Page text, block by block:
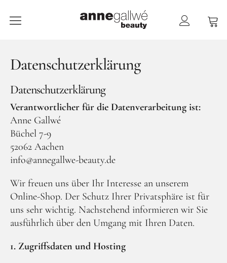
Datenschutzerklärung
Datenschutzerklärung
Verantwortlicher für die Datenverarbeitung ist:
Anne Gallwé
Büchel 7-9
52062 Aachen
info@annegallwe-beauty.de
Wir freuen uns über Ihr Interesse an unserem
Online-Shop. Der Schutz Ihrer Privatsphäre ist für
uns sehr wichtig. Nachstehend informieren wir Sie
ausführlich über den Umgang mit Ihren Daten.
1. Zugriffsdaten und Hosting